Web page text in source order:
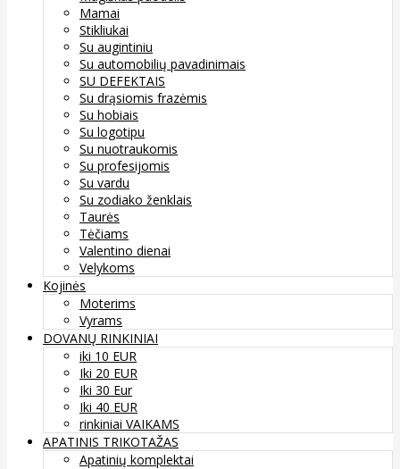
Mamai
Stikliukai
Su augintiniu
Su automobilių pavadinimais
SU DEFEKTAIS
Su drąsiomis frazėmis
Su hobiais
Su logotipu
Su nuotraukomis
Su profesijomis
Su vardu
Su zodiako ženklais
Taurės
Tėčiams
Valentino dienai
Velykoms
Kojinės
Moterims
Vyrams
DOVANŲ RINKINIAI
iki 10 EUR
Iki 20 EUR
Iki 30 Eur
Iki 40 EUR
rinkiniai VAIKAMS
APATINIS TRIKOTAŽAS
Apatinių komplektai